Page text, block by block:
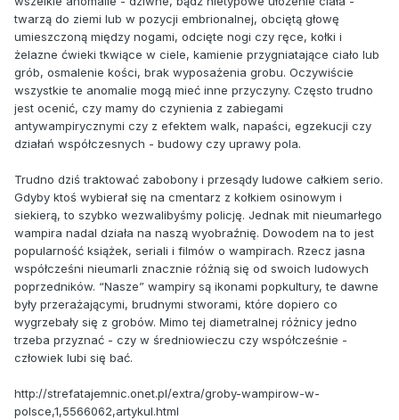
twarzą do ziemi lub w pozycji embrionalnej, obciętą głowę
umieszczoną między nogami, odcięte nogi czy ręce, kołki i
żelazne ćwieki tkwiące w ciele, kamienie przygniatające ciało lub
grób, osmalenie kości, brak wyposażenia grobu. Oczywiście
wszystkie te anomalie mogą mieć inne przyczyny. Często trudno
jest ocenić, czy mamy do czynienia z zabiegami
antywampirycznymi czy z efektem walk, napaści, egzekucji czy
działań współczesnych - budowy czy uprawy pola.
Trudno dziś traktować zabobony i przesądy ludowe całkiem serio.
Gdyby ktoś wybierał się na cmentarz z kołkiem osinowym i
siekierą, to szybko wezwalibyśmy policję. Jednak mit nieumarłego
wampira nadal działa na naszą wyobraźnię. Dowodem na to jest
popularność książek, seriali i filmów o wampirach. Rzecz jasna
współcześni nieumarli znacznie różnią się od swoich ludowych
poprzedników. “Nasze” wampiry są ikonami popkultury, te dawne
były przerażającymi, brudnymi stworami, które dopiero co
wygrzebały się z grobów. Mimo tej diametralnej różnicy jedno
trzeba przyznać - czy w średniowieczu czy współcześnie -
człowiek lubi się bać.
http://strefatajemnic.onet.pl/extra/groby-wampirow-w-
polsce,1,5566062,artykul.html